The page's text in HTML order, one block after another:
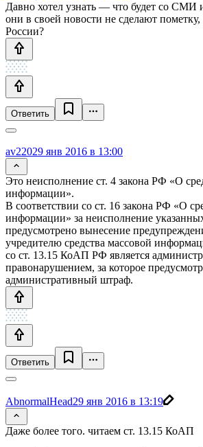
Давно хотел узнать — что будет со СМИ
они в своей новости не сделают
России?
Ответить
av22029 янв 2016 в 13:00
Это неисполнение ст. 4 закона РФ «О
информации».
В соответствии со ст. 16 закона РФ «О
информации» за неисполнение
предусмотрено вынесение
учредителю средства массовой
со ст. 13.15 КоАП РФ является
правонарушением, за которое
административный штраф.
Ответить
AbnormalHead29 янв 2016 в 13:19
Даже более того. читаем ст. 13.15 КоАП